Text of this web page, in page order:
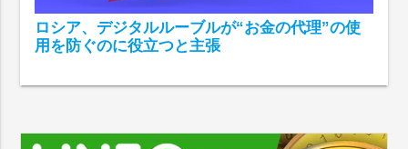
ロシア、デジタルルーブルが“お金の代理”の使
用を防ぐのに役立つと主張